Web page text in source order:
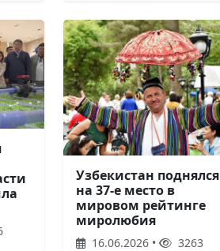
Узбекистан поднялся
на 37-е место в
мировом рейтинге
миролюбия
16.06.2026 • 3263